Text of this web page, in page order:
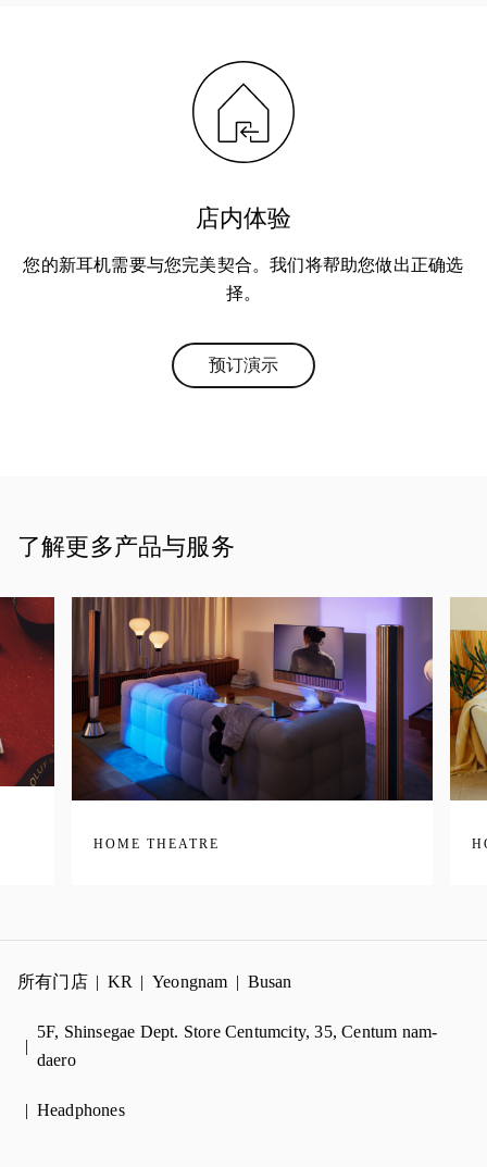
店内体验
您的新耳机需要与您完美契合。我们将帮助您做出正确选
择。
预订演示Link Opens in New Tab
了解更多产品与服务
HOME THEATRE
所有门店 KR Yeongnam Busan
5F, Shinsegae Dept. Store Centumcity, 35, Centum nam-
daero
Headphones